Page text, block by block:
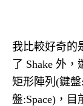
我比較好奇的
了 Shake 外
矩形陣列(鍵
盤:Space)，